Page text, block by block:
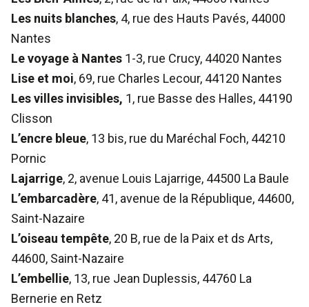
Les nuits blanches, 4, rue des Hauts Pavés, 44000
Nantes
Le voyage à Nantes 1-3, rue Crucy, 44020 Nantes
Lise et moi, 69, rue Charles Lecour, 44120 Nantes
Les villes invisibles, 1, rue Basse des Halles, 44190
Clisson
L’encre bleue, 13 bis, rue du Maréchal Foch, 44210
Pornic
Lajarrige, 2, avenue Louis Lajarrige, 44500 La Baule
L’embarcadère, 41, avenue de la République, 44600,
Saint-Nazaire
L’oiseau tempête, 20 B, rue de la Paix et ds Arts,
44600, Saint-Nazaire
L’embellie, 13, rue Jean Duplessis, 44760 La
Bernerie en Retz